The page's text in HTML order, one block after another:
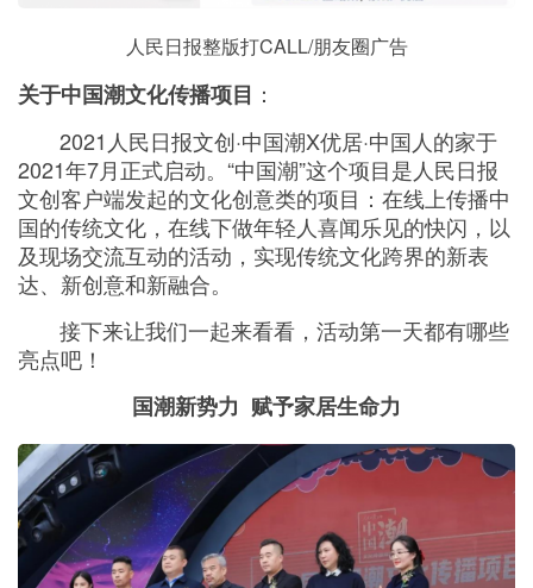
人民日报整版打CALL/朋友圈广告
关于中国潮文化传播项目 ：
2021人民日报文创·中国潮X优居·中国人的家于
2021年7月正式启动。“中国潮”这个项目是人民日报
文创客户端发起的文化创意类的项目：在线上传播中
国的传统文化，在线下做年轻人喜闻乐见的快闪，以
及现场交流互动的活动，实现传统文化跨界的新表
达、新创意和新融合。
接下来让我们一起来看看，活动第一天都有哪些
亮点吧！
国潮新势力 赋予家居生命力